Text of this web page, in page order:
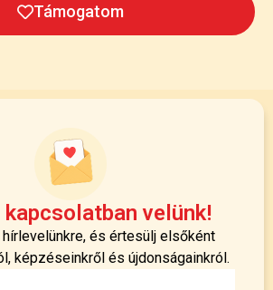
Támogatom
velünk!
és értesülj elsőként
képzéseinkről és újdonságainkról.